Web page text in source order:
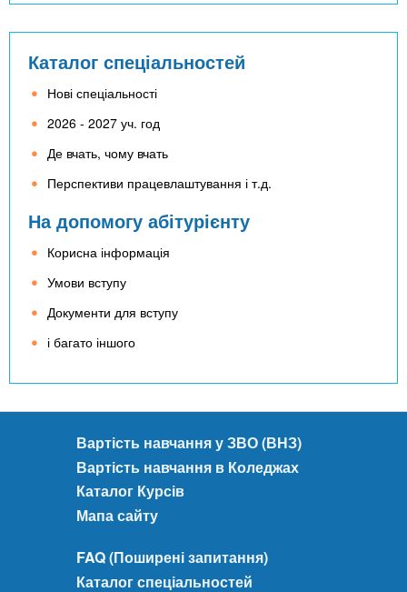
Каталог спеціальностей
Нові спеціальності
2026 - 2027 уч. год
Де вчать, чому вчать
Перспективи працевлаштування і т.д.
На допомогу абітурієнту
Корисна інформація
Умови вступу
Документи для вступу
і багато іншого
Вартість навчання у ЗВО (ВНЗ)
Вартість навчання в Коледжах
Каталог Курсів
Мапа сайту
FAQ (Поширені запитання)
Каталог спеціальностей